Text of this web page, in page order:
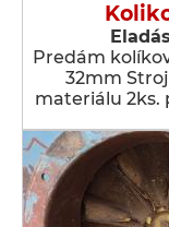
Predám
32mm
materiálu 2ks.